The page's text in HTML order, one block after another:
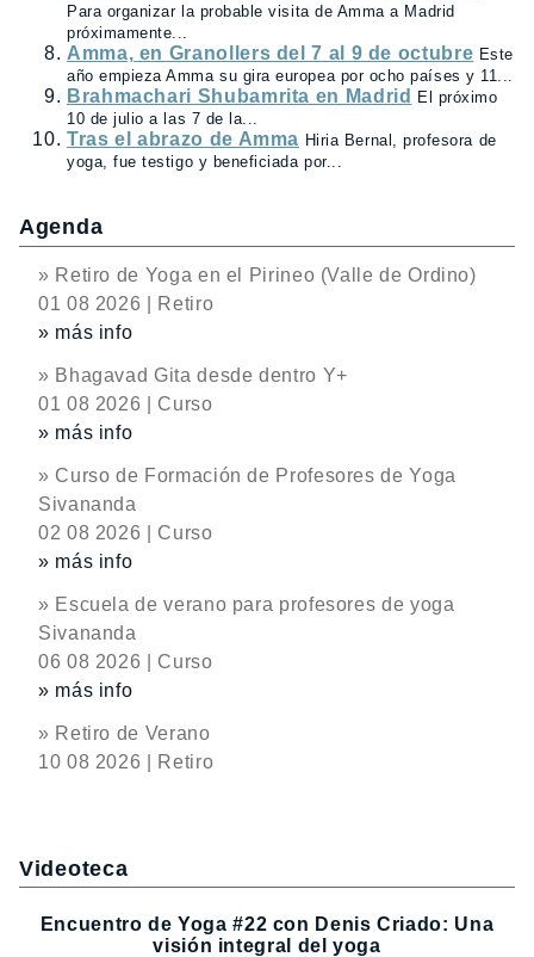
Para organizar la probable visita de Amma a Madrid
próximamente...
Amma, en Granollers del 7 al 9 de octubre Este
año empieza Amma su gira europea por ocho países y 11...
Brahmachari Shubamrita en Madrid El próximo
10 de julio a las 7 de la...
Tras el abrazo de Amma Hiria Bernal, profesora de
yoga, fue testigo y beneficiada por...
Agenda
» Retiro de Yoga en el Pirineo (Valle de Ordino)
01 08 2026 | Retiro
» más info
» Bhagavad Gita desde dentro Y+
01 08 2026 | Curso
» más info
» Curso de Formación de Profesores de Yoga
Sivananda
02 08 2026 | Curso
» más info
» Escuela de verano para profesores de yoga
Sivananda
06 08 2026 | Curso
» más info
» Retiro de Verano
10 08 2026 | Retiro
Videoteca
Encuentro de Yoga #22 con Denis Criado: Una
visión integral del yoga